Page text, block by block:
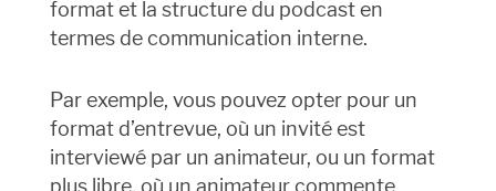
format et la structure du podcast en
termes de communication interne.
Par exemple, vous pouvez opter pour un
format d’entrevue, où un invité est
interviewé par un animateur, ou un format
plus libre, où un animateur commente